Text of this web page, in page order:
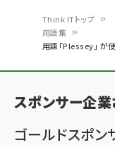
ン
く
ず
Think ITトップ
用語集
用語「Plessey」 が
スポンサー企業
ゴールドスポン